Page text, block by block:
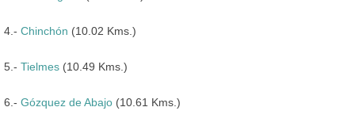
4.- Chinchón (10.02 Kms.)
5.- Tielmes (10.49 Kms.)
6.- Gózquez de Abajo (10.61 Kms.)